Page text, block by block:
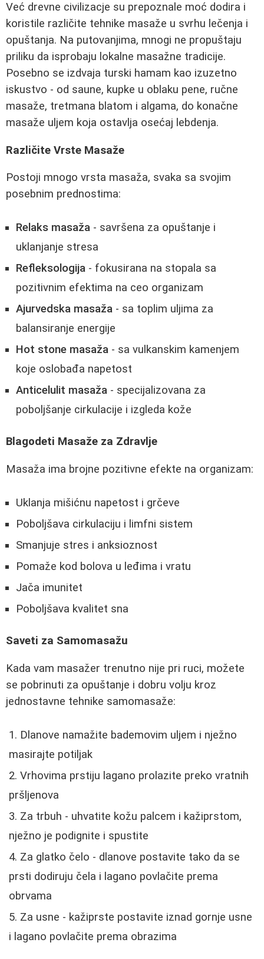
Već drevne civilizacje su prepoznale moć dodira i
koristile različite tehnike masaže u svrhu lečenja i
opuštanja. Na putovanjima, mnogi ne propuštaju
priliku da isprobaju lokalne masažne tradicije.
Posebno se izdvaja turski hamam kao izuzetno
iskustvo - od saune, kupke u oblaku pene, ručne
masaže, tretmana blatom i algama, do konačne
masaže uljem koja ostavlja osećaj lebdenja.
Različite Vrste Masaže
Postoji mnogo vrsta masaža, svaka sa svojim
posebnim prednostima:
Relaks masaža - savršena za opuštanje i
uklanjanje stresa
Refleksologija - fokusirana na stopala sa
pozitivnim efektima na ceo organizam
Ajurvedska masaža - sa toplim uljima za
balansiranje energije
Hot stone masaža - sa vulkanskim kamenjem
koje oslobađa napetost
Anticelulit masaža - specijalizovana za
poboljšanje cirkulacije i izgleda kože
Blagodeti Masaže za Zdravlje
Masaža ima brojne pozitivne efekte na organizam:
Uklanja mišićnu napetost i grčeve
Poboljšava cirkulaciju i limfni sistem
Smanjuje stres i anksioznost
Pomaže kod bolova u leđima i vratu
Jača imunitet
Poboljšava kvalitet sna
Saveti za Samomasažu
Kada vam masažer trenutno nije pri ruci, možete
se pobrinuti za opuštanje i dobru volju kroz
jednostavne tehnike samomasaže:
Dlanove namažite bademovim uljem i nježno
masirajte potiljak
Vrhovima prstiju lagano prolazite preko vratnih
pršljenova
Za trbuh - uhvatite kožu palcem i kažiprstom,
nježno je podignite i spustite
Za glatko čelo - dlanove postavite tako da se
prsti dodiruju čela i lagano povlačite prema
obrvama
Za usne - kažiprste postavite iznad gornje usne
i lagano povlačite prema obrazima